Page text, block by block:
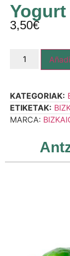
3,50€
KATEGORIAK:
ETIKETAK:
MARCA: